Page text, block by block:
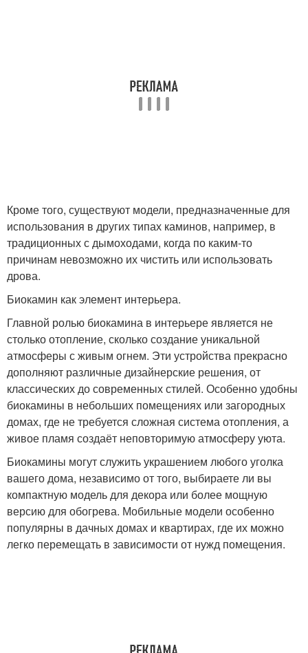
Кроме того, существуют модели, предназначенные для
использования в других типах каминов, например, в
традиционных с дымоходами, когда по каким-то
причинам невозможно их чистить или использовать
дрова.
Биокамин как элемент интерьера.
Главной ролью биокамина в интерьере является не
столько отопление, сколько создание уникальной
атмосферы с живым огнем. Эти устройства прекрасно
дополняют различные дизайнерские решения, от
классических до современных стилей. Особенно удобны
биокамины в небольших помещениях или загородных
домах, где не требуется сложная система отопления, а
живое пламя создаёт неповторимую атмосферу уюта.
Биокамины могут служить украшением любого уголка
вашего дома, независимо от того, выбираете ли вы
компактную модель для декора или более мощную
версию для обогрева. Мобильные модели особенно
популярны в дачных домах и квартирах, где их можно
легко перемещать в зависимости от нужд помещения.